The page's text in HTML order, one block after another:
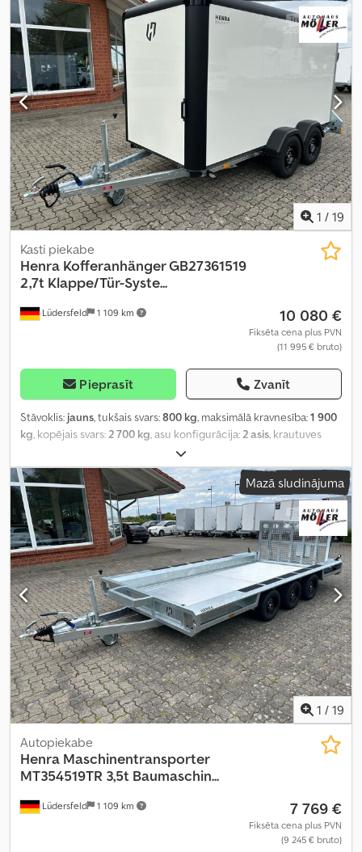
energoefektivitāte:A,
1 / 19
Lüdersfeld 1 109 km
Kasti piekabe
Henra Kofferanhänger GB27361519
2,7t Klappe/Tür-Syste...
10 080 €
Fiksēta cena plus PVN
(11 995 € bruto)
Pieprasīt Zvanīt
Stāvoklis: jauns, tukšais svars:800 kg, maksimālā kravnesība:1 900
kg , kopējais svars: 2 700 kg , asu konfigurācija: 2 asis , krautuves
, iekraušanas vietas platums:
iekraušanas telpas augstums:1 900 mm, Ražošanas gads:2026,
nobraukums:50 km , pārnesuma veids:mehānisks,
energoefektivitāte:A,
Mazā sludinājuma
1 / 19
Lüdersfeld 1 109 km
Autopiekabe
Henra Maschinentransporter
MT354519TR 3,5t Baumaschin...
7 769 €
Fiksēta cena plus PVN
(9 245 € bruto)